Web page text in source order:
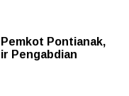
Pemkot Pontianak,
Pengabdian